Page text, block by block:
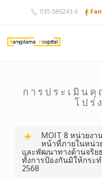
035-586243-6
การประเมิน
โปร่
MOIT 8 หน่วยงา
หน้าที่ภายในหน่ว
และพัฒนาทางด้านจริย
ทั้งการป้องกันมิให้กระ
2568